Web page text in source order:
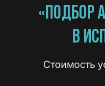
«ПОДБОР
В
Стоимость